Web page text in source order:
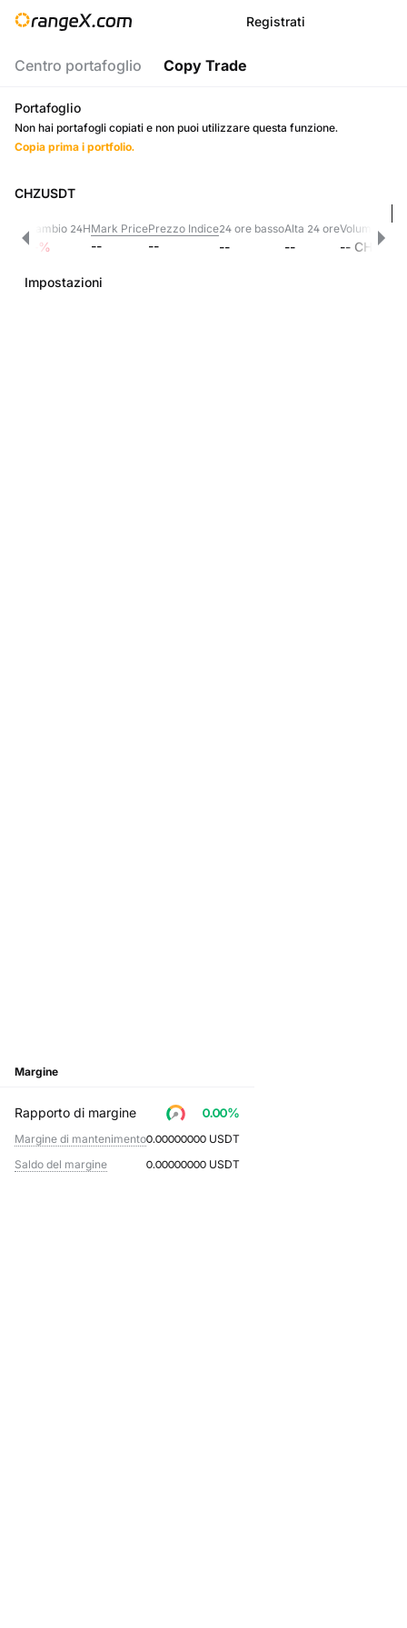
Registrati
Centro portafoglio Copy Trade
Portafoglio
Non hai portafogli copiati e non puoi utilizzare questa funzione.
Copia prima i portfolio.
CHZUSDT
--
Cambio 24H
-- %
Mark Price
--
Prezzo Indice
--
24 ore basso
--
Alta 24 ore
--
Volume 24
-- CHZ
Impostazioni
Margine
Rapporto di margine 0.00%
Margine di mantenimento0.00000000 USDT
Saldo del margine
0.00000000 USDT